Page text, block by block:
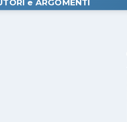
e ARGOMENTI